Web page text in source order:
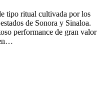
tipo ritual cultivada por los
de Sonora y Sinaloa.
performance de gran valor